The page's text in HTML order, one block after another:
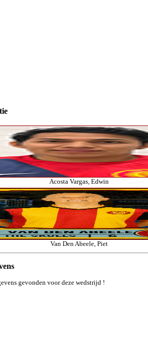
Acosta Vargas, Edwin
Van Den Abeele, Piet
gevonden voor deze wedstrijd !